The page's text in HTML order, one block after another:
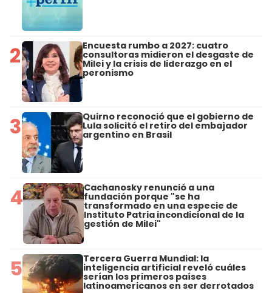
2 Encuesta rumbo a 2027: cuatro
consultoras midieron el desgaste de
Milei y la crisis de liderazgo en el
peronismo
3 Quirno reconoció que el gobierno de
Lula solicitó el retiro del embajador
argentino en Brasil
4 Cachanosky renunció a una
fundación porque "se ha
transformado en una especie de
Instituto Patria incondicional de la
gestión de Milei"
5 Tercera Guerra Mundial: la
inteligencia artificial reveló cuáles
serían los primeros países
latinoamericanos en ser derrotados